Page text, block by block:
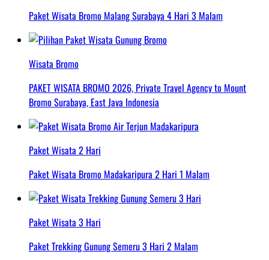
Paket Wisata Bromo Malang Surabaya 4 Hari 3 Malam
Wisata Bromo
PAKET WISATA BROMO 2026, Private Travel Agency to Mount
Bromo Surabaya, East Java Indonesia
Paket Wisata 2 Hari
Paket Wisata Bromo Madakaripura 2 Hari 1 Malam
Paket Wisata 3 Hari
Paket Trekking Gunung Semeru 3 Hari 2 Malam